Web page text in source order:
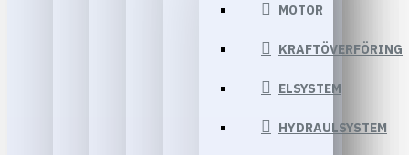
MOTOR
KRAFTÖVERFÖRING
ELSYSTEM
HYDRAULSYSTEM